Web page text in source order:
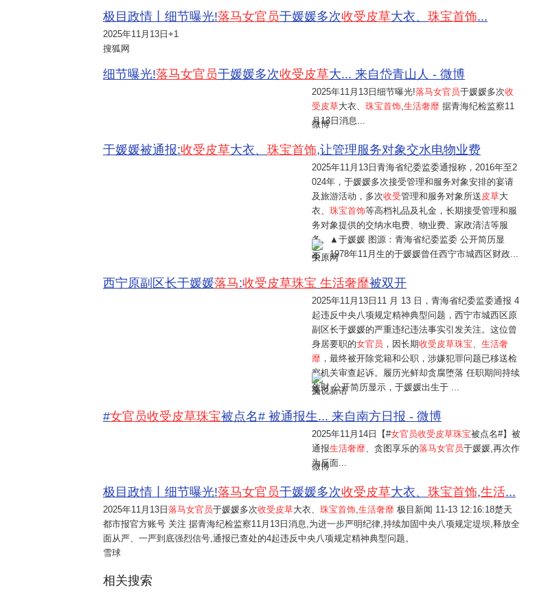
极目政情丨细节曝光!落马女官员于媛媛多次收受皮草大衣、 珠宝首饰...
2025年11月13日 +1
搜狐网
细节曝光!落马女官员于媛媛多次收受皮草大... 来自岱青山人 - 微博
2025年11月13日 细节曝光!落马女官员于媛媛多次收
受皮草大衣、 珠宝首饰,生活奢靡 据青海纪检监察11
月13日消息...
微博
于媛媛被通报:收受皮草大衣、 珠宝首饰,让管理服务对象交水电物业费
2025年11月13日 青海省纪委监委通报称，2016年至2
024年，于媛媛多次接受管理和服务对象安排的宴请
及旅游活动，多次收受管理和服务对象所送皮草大
衣、 珠宝首饰等高档礼品及礼金，长期接受管理和服
务对象提供的交纳水电费、物业费、家政清洁等服
务。▲于媛媛 图源：青海省纪委监委 公开简历显
示，1978年11月生的于媛媛曾任西宁市城西区财政...
中原网
西宁原副区长于媛媛落马:收受皮草珠宝 生活奢靡被双开
2025年11月13日 11 月 13 日，青海省纪委监委通报 4
起违反中央八项规定精神典型问题，西宁市城西区原
副区长于媛媛的严重违纪违法事实引发关注。这位曾
身居要职的女官员 ，因长期收受皮草珠宝、 生活奢
靡 ，最终被开除党籍和公职，涉嫌犯罪问题已移送检
察机关审查起诉。履历光鲜却贪腐堕落 任职期间持续
敛财 公开简历显示，于媛媛出生于 ...
蒲说新语
#女官员收受皮草珠宝被点名# 被通报生... 来自南方日报 - 微博
2025年11月14日 【#女官员收受皮草珠宝被点名#】被
通报生活奢靡、贪图享乐的落马女官员于媛媛,再次作
为反面...
微博
极目政情丨细节曝光!落马女官员于媛媛多次收受皮草大衣、 珠宝首饰,生活...
2025年11月13日 落马女官员于媛媛多次收受皮草大衣、 珠宝首饰,生活奢靡 极目新闻 11-13 12:16:18楚天
都市报官方账号 关注 据青海纪检监察11月13日消息,为进一步严明纪律,持续加固中央八项规定堤坝,释放全
面从严、一严到底强烈信号,通报已查处的4起违反中央八项规定精神典型问题。
雪球
相关搜索